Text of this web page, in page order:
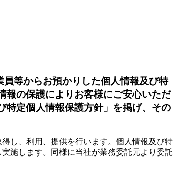
等からお預かりした個人情報及び特
報の保護によりお客様にご安心いただ
特定個人情報保護方針」を掲げ、その
し、利用、提供を行います。個人情報及び特
施します。同様に当社が業務委託元より委託